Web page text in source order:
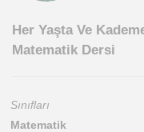
Her Yaşta Ve
Matematik Dersi
Sınıfları
Matematik